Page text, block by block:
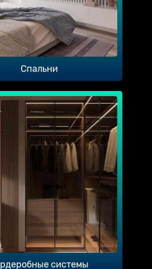
Спальни
системы